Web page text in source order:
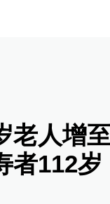
老人增
者112岁